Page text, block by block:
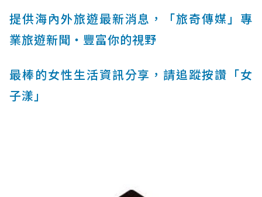
提供海內外旅遊最新消息，「旅奇傳媒」專
業旅遊新聞‧豐富你的視野
最棒的女性生活資訊分享，請追蹤按讚「女
子漾」